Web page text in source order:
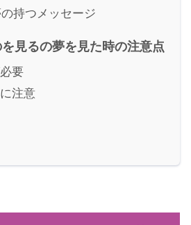
持つメッセージ
見るの夢を見た時の注意点
要
注意